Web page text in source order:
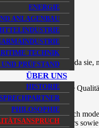
ENERGIE
ANLAGENBAU
TECHNIK
PRÜFSTAND
ÜBER UNS
HISTORIE
PHILOSOPHIE
Stellenwert ein, da sie,
Prozesse, die für die
kommen wir durch
einzelnen Mitarbeiters